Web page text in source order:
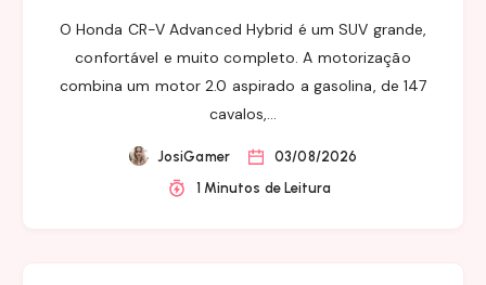
O Honda CR-V Advanced Hybrid é um SUV grande,
confortável e muito completo. A motorização
combina um motor 2.0 aspirado a gasolina, de 147
cavalos,…
JosiGamer
03/08/2026
1 Minutos de Leitura